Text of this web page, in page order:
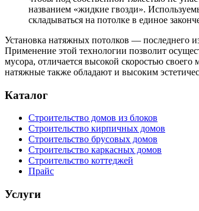
названием «жидкие гвозди».
складываться на потолке в единое
Установка натяжных потолков — последнего
Применение этой технологии позволит
мусора, отличается высокой скоростью
натяжные также обладают и высоким
Каталог
Строительство домов из блоков
Строительство кирпичных домов
Строительство брусовых домов
Строительство каркасных домов
Строительство коттеджей
Прайс
Услуги